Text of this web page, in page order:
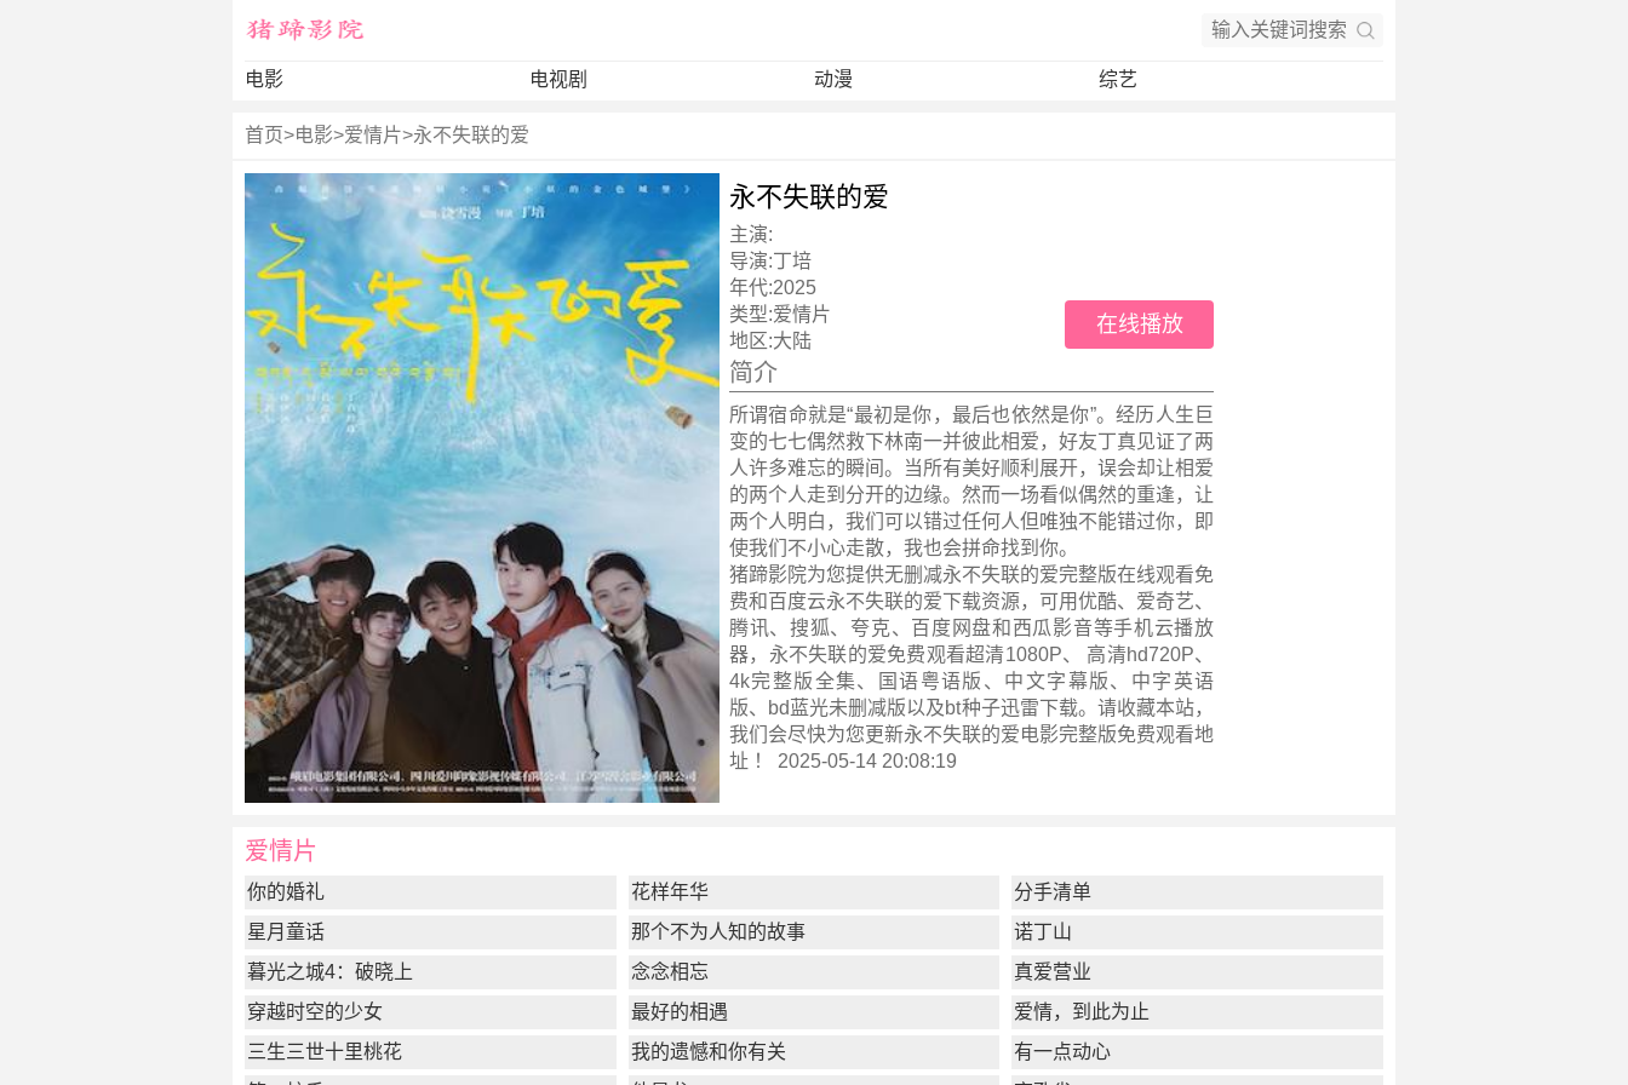
电影 电视剧 动漫 综艺
首页>电影>爱情片>永不失联的爱
永不失联的爱
主演:
导演:丁培
年代:2025
类型:爱情片
地区:大陆
在线播放
简介
所谓宿命就是“最初是你，最后也依然是你”。经历人生巨
变的七七偶然救下林南一并彼此相爱，好友丁真见证了两
人许多难忘的瞬间。当所有美好顺利展开，误会却让相爱
的两个人走到分开的边缘。然而一场看似偶然的重逢，让
两个人明白，我们可以错过任何人但唯独不能错过你，即
使我们不小心走散，我也会拼命找到你。
猪蹄影院为您提供无删减永不失联的爱完整版在线观看免
费和百度云永不失联的爱下载资源，可用优酷、爱奇艺、
腾讯、搜狐、夸克、百度网盘和西瓜影音等手机云播放
器，永不失联的爱免费观看超清1080P、 高清hd720P、
4k完整版全集、国语粤语版、中文字幕版、中字英语
版、bd蓝光未删减版以及bt种子迅雷下载。请收藏本站，
我们会尽快为您更新永不失联的爱电影完整版免费观看地
址 ！ 2025-05-14 20:08:19
爱情片
你的婚礼 花样年华
分手清单
星月童话
那个不为人知的故事
诺丁山
暮光之城4：破晓上
念念相忘
真爱营业
穿越时空的少女
最好的相遇
爱情，到此为止
三生三世十里桃花
我的遗憾和你有关
有一点动心